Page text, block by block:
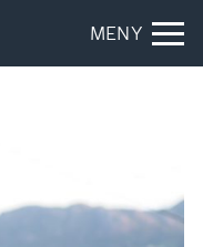
MENY